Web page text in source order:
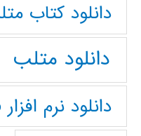
دانلود كتاب
دانلود متلب
دانلود نرم افزار Matlab